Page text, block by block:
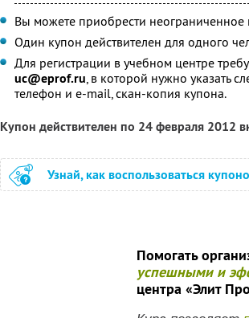
Вы можете приобрести неограниченное
Один купон действителен для одного
Для регистрации в учебном центре
uc@eprof.ru, в которой нужно указать
телефон и e-mail, скан-копия купона.
Купон действителен по 24 февраля 2012
Узнай, как воспользоваться
Помогать
успешными и
центра «Элит